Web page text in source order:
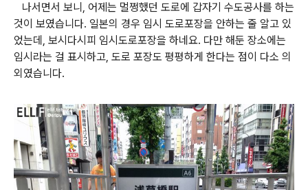
나서면서 보니, 어제는 멀쩡했던 도로에 갑자기 수도공사를 하는
것이 보였습니다. 일본의 경우 임시 도로포장을 안하는 줄 알고 있
었는데, 보시다시피 임시도로포장을 하네요. 다만 해둔 장소에는
임시라는 걸 표시하고, 도로 포장도 평평하게 한다는 점이 다소 의
외였습니다.